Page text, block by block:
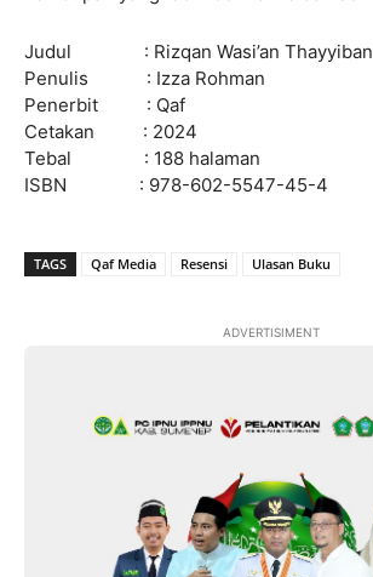
Judul : Rizqan Wasi’an Thayyiban
Penulis : Izza Rohman
Penerbit : Qaf
Cetakan : 2024
Tebal : 188 halaman
ISBN : 978-602-5547-45-4
TAGS Qaf Media Resensi Ulasan Buku
ADVERTISIMENT